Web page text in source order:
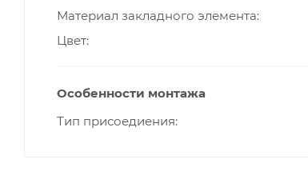
Материал закладного элемента
Цвет
Особенности монтажа
Тип присоедиения